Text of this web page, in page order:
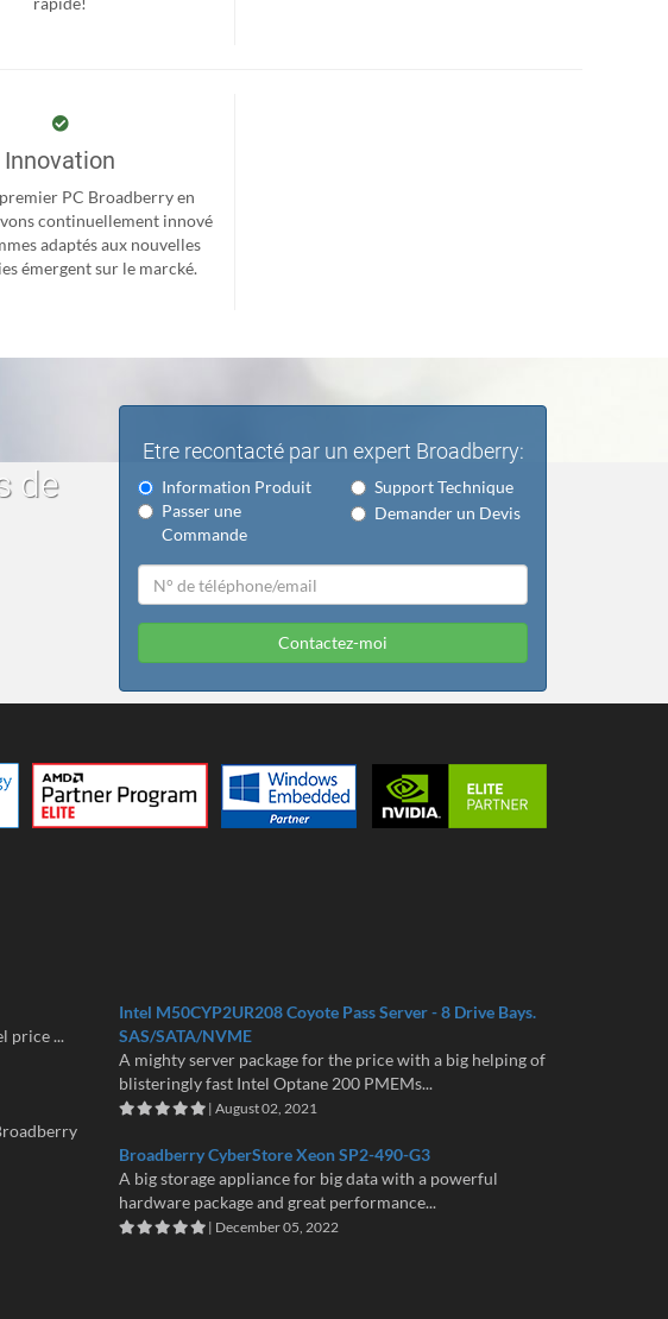
Innovation
PC Broadberry en
continuellement innové
adaptés aux nouvelles
émergent sur le marcké.
de
Etre recontacté par un expert Broadberry:
Information Produit
Support Technique
Passer une
Commande
Demander un Devis
Contactez-moi
price ...
Intel M50CYP2UR208 Coyote Pass Server - 8 Drive Bays.
SAS/SATA/NVME
A mighty server package for the price with a big helping of
blisteringly fast Intel Optane 200 PMEMs...
| August 02, 2021
Broadberry CyberStore Xeon SP2-490-G3
A big storage appliance for big data with a powerful
hardware package and great performance...
| December 05, 2022